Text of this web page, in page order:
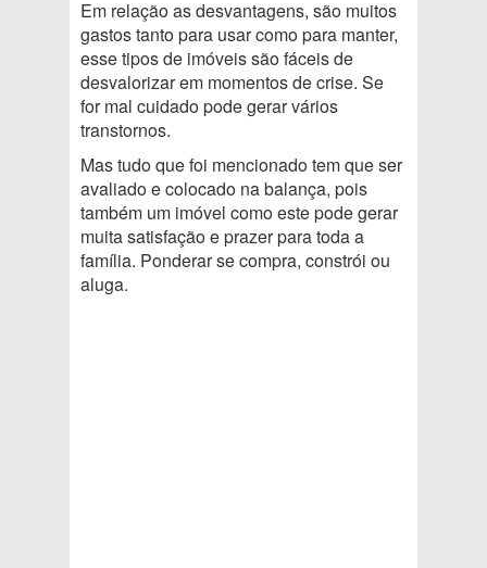
Em relação as desvantagens, são muitos
gastos tanto para usar como para manter,
esse tipos de imóveis são fáceis de
desvalorizar em momentos de crise. Se
for mal cuidado pode gerar vários
transtornos.
Mas tudo que foi mencionado tem que ser
avaliado e colocado na balança, pois
também um imóvel como este pode gerar
muita satisfação e prazer para toda a
família. Ponderar se compra, constrói ou
aluga.